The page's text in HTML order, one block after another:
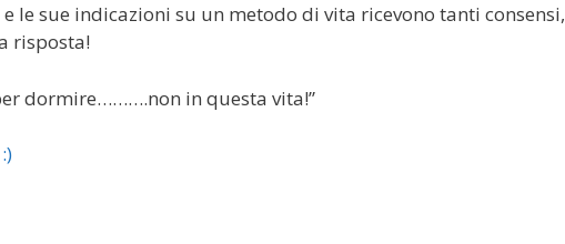
le sue indicazioni su un metodo di vita ricevono tanti consensi,
risposta!
dormire……….non in questa vita!”